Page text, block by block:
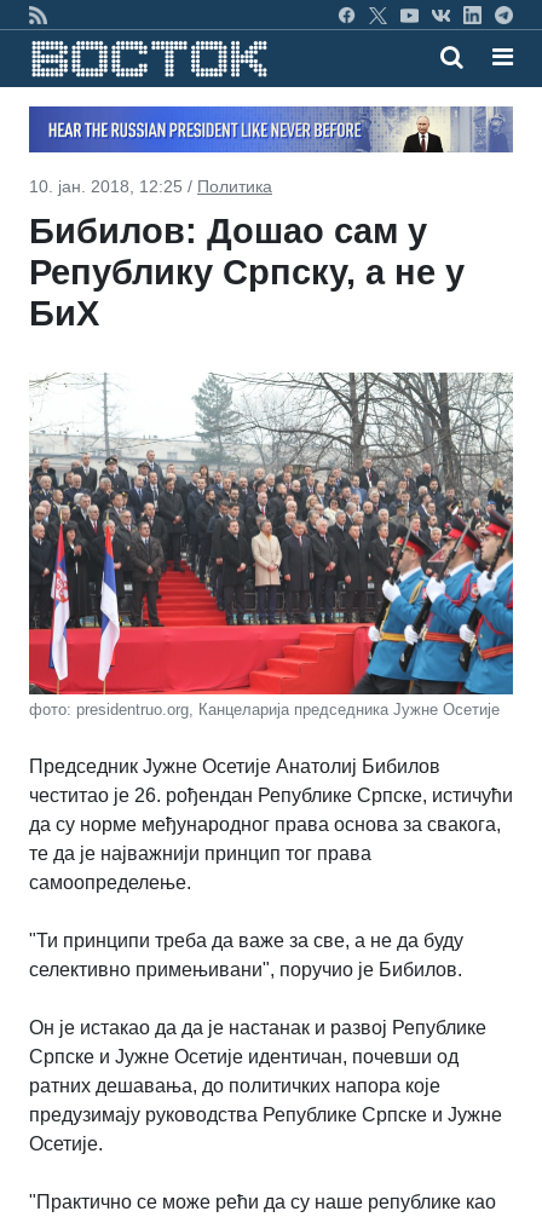
10. јан. 2018, 12:25 / Политика
Бибилов: Дошао сам у
Републику Српску, а не у
БиХ
фото: presidentruo.org, Канцеларија председника Јужне Осетије
Председник Јужне Осетије Анатолиј Бибилов
честитао је 26. рођендан Републике Српске, истичући
да су норме међународног права основа за свакога,
те да је најважнији принцип тог права
самоопределење.
"Ти принципи треба да важе за све, а не да буду
селективно примењивани", поручио је Бибилов.
Он је истакао да да је настанак и развој Републике
Српске и Јужне Осетије идентичан, почевши од
ратних дешавања, до политичких напора које
предузимају руководства Републике Српске и Јужне
Осетије.
"Практично се може рећи да су наше републике као